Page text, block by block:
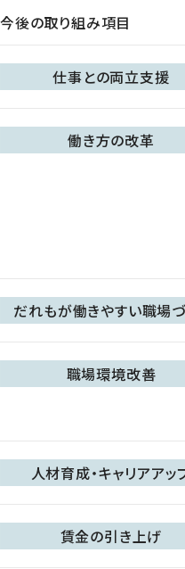
今後の取り組み項目
仕事との両立支援
働き方の改革
だれもが働きやすい職場づ
職場環境改善
人材育成・キャリアアッ
賃金の引き上げ